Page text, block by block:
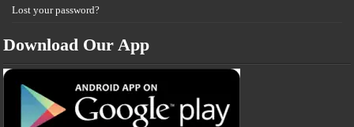
Lost your password?
Download Our App